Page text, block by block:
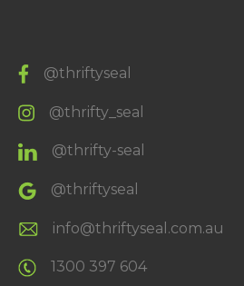
@thriftyseal
@thrifty_seal
@thrifty-seal
@thriftyseal
info@thriftyseal.com.au
1300 397 604